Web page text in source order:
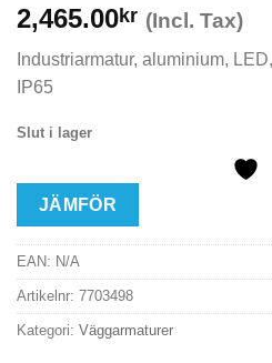
2,465.00kr (Incl. Tax)
Industriarmatur, aluminium,
IP65
Slut i lager
JÄMFÖR
EAN: N/A
Artikelnr: 7703498
Kategori: Väggarmaturer